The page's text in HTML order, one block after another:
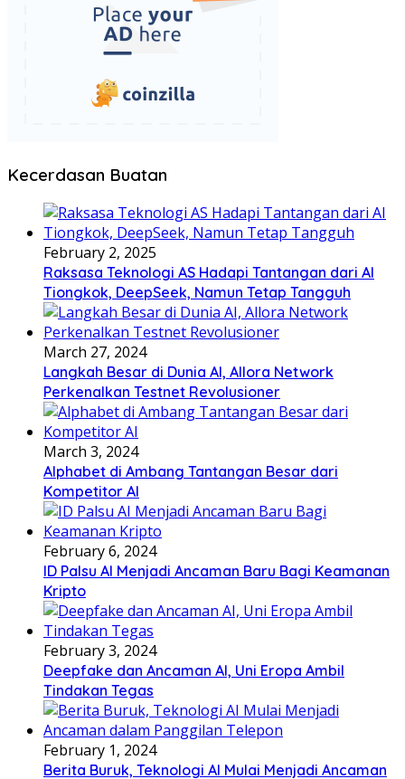
Kecerdasan Buatan
February 2, 2025
Raksasa Teknologi AS Hadapi Tantangan dari AI
Tiongkok, DeepSeek, Namun Tetap Tangguh
March 27, 2024
Langkah Besar di Dunia AI, Allora Network
Perkenalkan Testnet Revolusioner
March 3, 2024
Alphabet di Ambang Tantangan Besar dari
Kompetitor AI
February 6, 2024
ID Palsu AI Menjadi Ancaman Baru Bagi Keamanan
Kripto
February 3, 2024
Deepfake dan Ancaman AI, Uni Eropa Ambil
Tindakan Tegas
February 1, 2024
Berita Buruk, Teknologi AI Mulai Menjadi Ancaman